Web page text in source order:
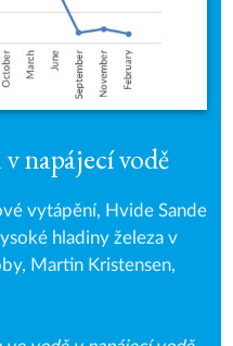
napájecí vodě
vytápění, Hvide Sande
hladiny železa v
Martin Kristensen,